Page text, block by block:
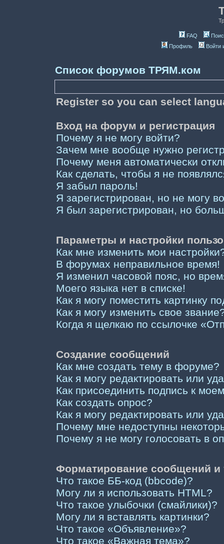
FAQ
Профиль
Войти
Список форумов ТРЯМ.ком
Register so you can select
Вход на форум и регистрация
Почему я не могу войти?
Зачем мне вообще нужно
Почему меня автоматически
Как сделать, чтобы я не
Я забыл пароль!
Я зарегистрирован, но не могу
Я был зарегистрирован, но
Параметры и настройки
Как мне изменить мои
В форумах неправильное время!
Я изменил часовой пояс, но
Моего языка нет в списке!
Как я могу поместить картинку
Как я могу изменить свое
Когда я щелкаю по ссылочке
Создание сообщений
Как мне создать тему в форуме?
Как я могу редактировать или
Как присоединить подпись к
Как создать опрос?
Как я могу редактировать или
Почему мне недоступны
Почему я не могу голосовать в
Форматирование сообщений
Что такое ББ-код (bbcode)?
Могу ли я использовать HTML?
Что такое улыбочки (смайлики)?
Могу ли я вставлять картинки?
Что такое «Объявление»?
Что такое «Важная тема»?